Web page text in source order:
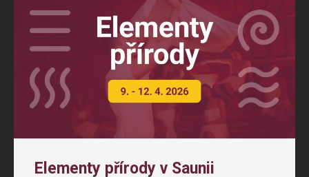
Elementy přírody v Saunii